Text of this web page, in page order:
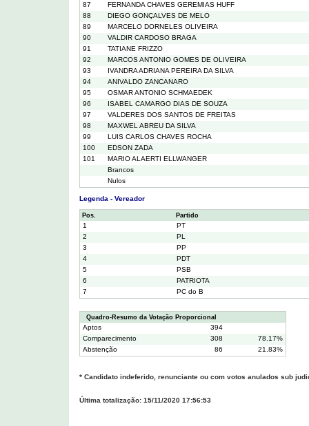
87
FERNANDA CHAVES GEREMIAS HUFF
88
DIEGO GONÇALVES DE MELO
89
MARCELO DORNELES OLIVEIRA
90
VALDIR CARDOSO BRAGA
91
TATIANE FRIZZO
92
MARCOS ANTONIO GOMES DE OLIVEIRA
93
IVANDRA ADRIANA PEREIRA DA SILVA
94
ANIVALDO ZANCANARO
95
OSMAR ANTONIO SCHMAEDEK
96
ISABEL CAMARGO DIAS DE SOUZA
97
VALDERES DOS SANTOS DE FREITAS
98
MAXWEL ABREU DA SILVA
99
LUIS CARLOS CHAVES ROCHA
100
EDSON ZADA
101
MARIO ALAERTI ELLWANGER
Brancos
Nulos
Legenda - Vereador
Pos. Partido
1
PT
2
PL
3
PP
4
PDT
5
PSB
6
PATRIOTA
7
PC do B
Quadro-Resumo da Votação Proporcional
Aptos
394
Comparecimento
308
78.17%
Abstenção
86 21.83%
* Candidato indeferido, renunciante ou com votos anulados sub
Última totalização: 15/11/2020 17:56:53